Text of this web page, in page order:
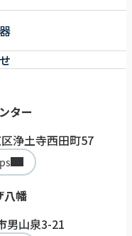
ター
浄土寺西田町57
八幡
男山泉3-21
覧ム
フォーム
ーム
ビス